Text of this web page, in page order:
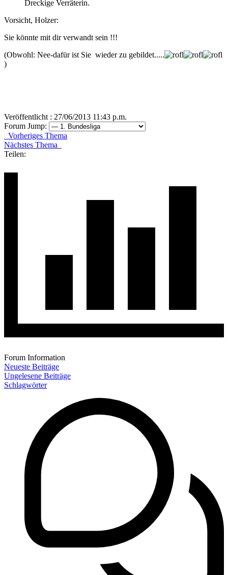
Dreckige Verräterin.
Vorsicht, Holzer:
Sie könnte mit dir verwandt sein !!!
(Obwohl: Nee-dafür ist Sie wieder zu gebildet.....
)
Veröffentlicht : 27/06/2013 11:43 p.m.
Forum Jump:
Vorheriges Thema
Nächstes Thema
Teilen:
Forum Information
Neueste Beiträge
Ungelesene Beiträge
Schlagwörter